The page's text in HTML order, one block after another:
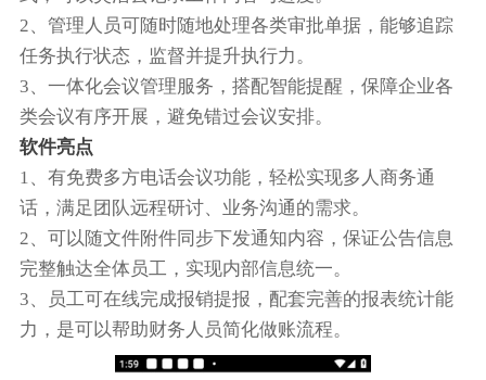
2、管理人员可随时随地处理各类审批单据，能够追踪
任务执行状态，监督并提升执行力。
3、一体化会议管理服务，搭配智能提醒，保障企业各
类会议有序开展，避免错过会议安排。
软件亮点
1、有免费多方电话会议功能，轻松实现多人商务通
话，满足团队远程研讨、业务沟通的需求。
2、可以随文件附件同步下发通知内容，保证公告信息
完整触达全体员工，实现内部信息统一。
3、员工可在线完成报销提报，配套完善的报表统计能
力，是可以帮助财务人员简化做账流程。